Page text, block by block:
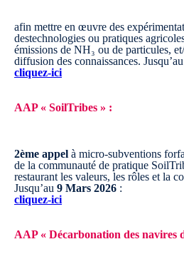
afin mettre en œuvre des
destechnologies ou pratiques
émissions de NH₃ ou de particules,
diffusion des connaissances. Jusqu’au
cliquez-ici
AAP « SoilTribes » :
2ème appel à micro-subventions
de la communauté de pratique
restaurant les valeurs, les rôles et la
Jusqu’au 9 Mars 2026 :
cliquez-ici
AAP « Décarbonation des navires